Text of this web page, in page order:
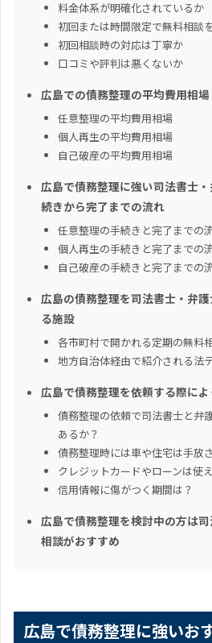
料金体系が明確化されているか
初回または時間限定で無料相談
初回相談時の対応は丁寧か
口コミや評判は悪くないか
広島での債務整理の平均費用相場
任意整理の平均費用相場
個人再生の平均費用相場
自己破産の平均費用相場
広島で債務整理に強い司法書士
続きから完了までの流れ
任意整理の手続きと完了までの
個人再生の手続きと完了までの
自己破産の手続きと完了までの
広島の債務整理を司法書士・弁
る施設
各市町村で開かれる定期の無料
地方自治体経由で紹介される法
広島で債務整理を依頼する際に
債務整理の依頼で司法書士と弁
あるか？
債務整理時には車や住宅は手放
クレジットカードやローンは使
信用情報に傷がつく期間は？
広島で債務整理を検討中の方は
相談がおすすめ
広島で債務整理に強いお